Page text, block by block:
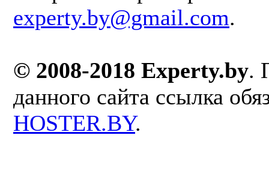
experty.by@gmail.com.
© 2008-2018 Experty.by.
данного сайта ссылка
HOSTER.BY.